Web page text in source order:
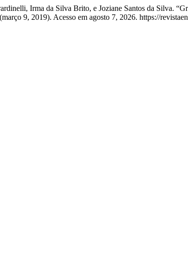
Irma da Silva Brito, e Joziane Santos da Silva.
9, 2019). Acesso em agosto 7, 2026. https://